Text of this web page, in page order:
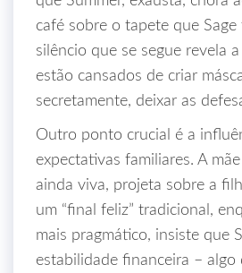
café sobre o tapete que
silêncio que se segue revela
estão cansados de criar
secretamente, deixar as
Outro ponto crucial é a
expectativas familiares. A
ainda viva, projeta sobre a
um “final feliz” tradicional,
mais pragmático, insiste que
estabilidade financeira – algo